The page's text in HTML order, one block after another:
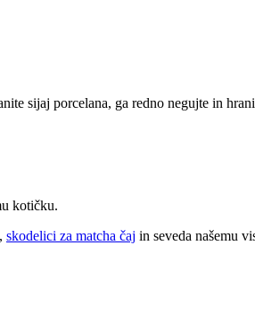
sijaj porcelana, ga redno negujte in
kotičku.
, skodelici za matcha čaj in seveda našemu